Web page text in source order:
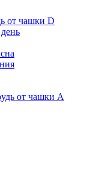
от чашки D
от чашки А